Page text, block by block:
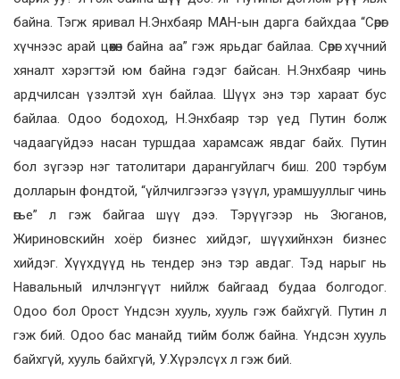
байна. Тэгж яривал Н.Энхбаяр МАН-ын дарга байхдаа “Сөрөг
хүчнээс арай цөөхөн байна аа” гэж ярьдаг байлаа. Сөрөг хүчний
хяналт хэрэгтэй юм байна гэдэг байсан. Н.Энхбаяр чинь
ардчилсан үзэлтэй хүн байлаа. Шүүх энэ тэр хараат бус
байлаа. Одоо бодоход, Н.Энхбаяр тэр үед Путин болж
чадаагүйдээ насан туршдаа харамсаж явдаг байх. Путин
бол зүгээр нэг татолитари дарангуйлагч биш. 200 тэрбум
долларын фондтой, “үйлчилгээгээ үзүүл, урамшууллыг чинь
өгье” л гэж байгаа шүү дээ. Тэрүүгээр нь Зюганов,
Жириновскийн хоёр бизнес хийдэг, шүүхийнхэн бизнес
хийдэг. Хүүхдүүд нь тендер энэ тэр авдаг. Тэд нарыг нь
Навальный илчлэнгүүт нийлж байгаад будаа болгодог.
Одоо бол Орост Үндсэн хууль, хууль гэж байхгүй. Путин л
гэж бий. Одоо бас манайд тийм болж байна. Үндсэн хууль
байхгүй, хууль байхгүй, У.Хүрэлсүх л гэж бий.